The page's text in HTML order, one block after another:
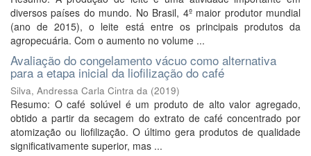
diversos países do mundo. No Brasil, 4º maior produtor mundial
(ano de 2015), o leite está entre os principais produtos da
agropecuária. Com o aumento no volume ...
Avaliação do congelamento vácuo como alternativa
para a etapa inicial da liofilização do café
Silva, Andressa Carla Cintra da (2019)
Resumo: O café solúvel é um produto de alto valor agregado,
obtido a partir da secagem do extrato de café concentrado por
atomização ou liofilização. O último gera produtos de qualidade
significativamente superior, mas ...